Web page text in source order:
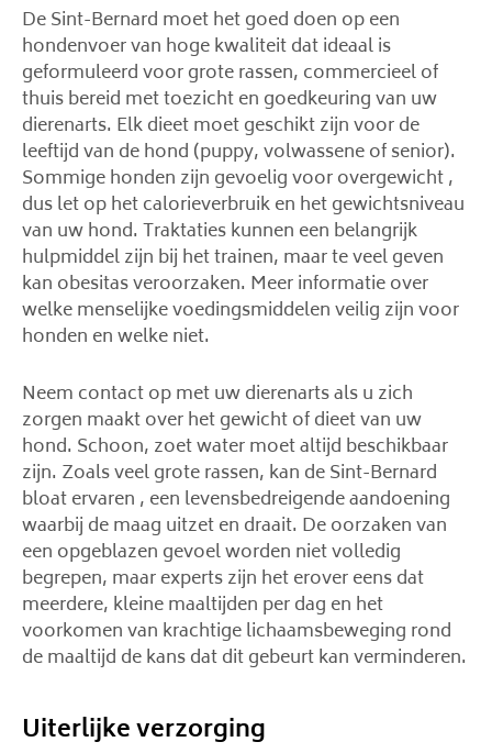
De Sint-Bernard moet het goed doen op een
hondenvoer van hoge kwaliteit dat ideaal is
geformuleerd voor grote rassen, commercieel of
thuis bereid met toezicht en goedkeuring van uw
dierenarts. Elk dieet moet geschikt zijn voor de
leeftijd van de hond (puppy, volwassene of senior).
Sommige honden zijn gevoelig voor overgewicht ,
dus let op het calorieverbruik en het gewichtsniveau
van uw hond. Traktaties kunnen een belangrijk
hulpmiddel zijn bij het trainen, maar te veel geven
kan obesitas veroorzaken. Meer informatie over
welke menselijke voedingsmiddelen veilig zijn voor
honden en welke niet.
Neem contact op met uw dierenarts als u zich
zorgen maakt over het gewicht of dieet van uw
hond. Schoon, zoet water moet altijd beschikbaar
zijn. Zoals veel grote rassen, kan de Sint-Bernard
bloat ervaren , een levensbedreigende aandoening
waarbij de maag uitzet en draait. De oorzaken van
een opgeblazen gevoel worden niet volledig
begrepen, maar experts zijn het erover eens dat
meerdere, kleine maaltijden per dag en het
voorkomen van krachtige lichaamsbeweging rond
de maaltijd de kans dat dit gebeurt kan verminderen.
Uiterlijke verzorging